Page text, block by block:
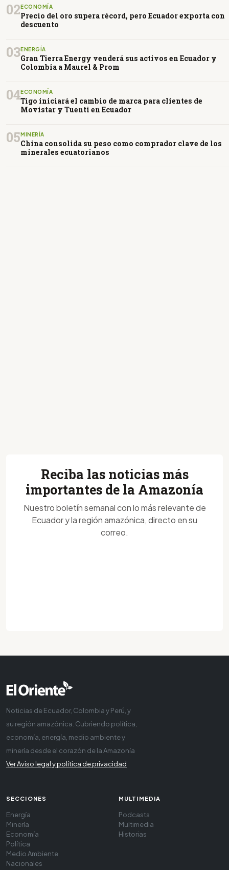
02 ECONOMÍA
Precio del oro supera récord, pero Ecuador exporta con
descuento
03ENERGÍA
Gran Tierra Energy venderá sus activos en Ecuador y
Colombia a Maurel & Prom
04ECONOMÍA
Tigo iniciará el cambio de marca para clientes de
Movistar y Tuenti en Ecuador
05 MINERÍA
China consolida su peso como comprador clave de los
minerales ecuatorianos
Reciba las noticias más
importantes de la Amazonía
Nuestro boletín semanal con lo más relevante de
Ecuador y la región amazónica, directo en su
correo.
Noticias de Ecuador, Colombia y Perú, y
su región amazónica. Cubriendo política,
economía, energía, medio ambiente y
minería desde el corazón de la Amazonía
Ver Aviso legal y política de privacidad
SECCIONES
Energía
Minería
Economía
Política
Medio Ambiente
Nacionales
MULTIMEDIA
Podcasts
Multimedia
Historias